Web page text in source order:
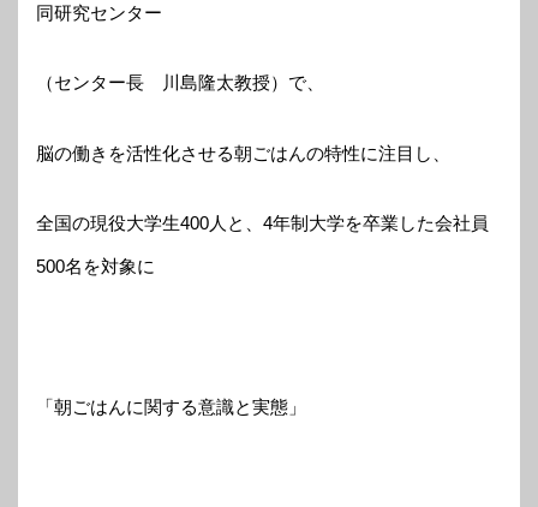
同研究センター
（センター長 川島隆太教授）で、
脳の働きを活性化させる朝ごはんの特性に注目し、
全国の現役大学生400人と、4年制大学を卒業した会社員
500名を対象に
「朝ごはんに関する意識と実態」